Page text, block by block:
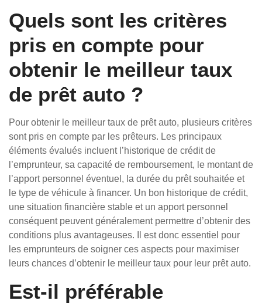
Quels sont les critères
pris en compte pour
obtenir le meilleur taux
de prêt auto ?
Pour obtenir le meilleur taux de prêt auto, plusieurs critères
sont pris en compte par les prêteurs. Les principaux
éléments évalués incluent l’historique de crédit de
l’emprunteur, sa capacité de remboursement, le montant de
l’apport personnel éventuel, la durée du prêt souhaitée et
le type de véhicule à financer. Un bon historique de crédit,
une situation financière stable et un apport personnel
conséquent peuvent généralement permettre d’obtenir des
conditions plus avantageuses. Il est donc essentiel pour
les emprunteurs de soigner ces aspects pour maximiser
leurs chances d’obtenir le meilleur taux pour leur prêt auto.
Est-il préférable